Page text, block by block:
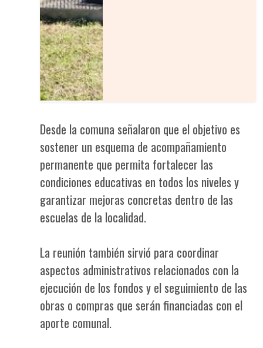
Desde la comuna señalaron que el objetivo es
sostener un esquema de acompañamiento
permanente que permita fortalecer las
condiciones educativas en todos los niveles y
garantizar mejoras concretas dentro de las
escuelas de la localidad.
La reunión también sirvió para coordinar
aspectos administrativos relacionados con la
ejecución de los fondos y el seguimiento de las
obras o compras que serán financiadas con el
aporte comunal.